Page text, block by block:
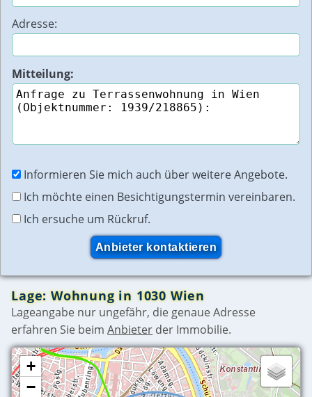
Adresse:
Mitteilung:
Informieren Sie mich auch über weitere Angebote.
Ich möchte einen Besichtigungstermin vereinbaren.
Ich ersuche um Rückruf.
Lage: Wohnung in 1030 Wien
Lageangabe nur ungefähr, die genaue Adresse
erfahren Sie beimAnbieter der Immobilie.
+
−